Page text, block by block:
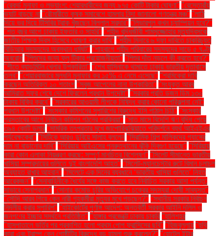
"রেকর্ড মুনাফা ও লভ্যাংশ: শেয়ারধারীদের জন্য ৯৭৫ কোটি টাকার ঘোষণা" "রেস্তোরাঁয়
ভ্যাট বাড়ছে না "রৌমারীতে কৃষক সমাবেশে হামলার নিন্দা জানালো গণতন্ত্র মঞ্চ" "লাঠি
দিয়ে ভর দিয়ে টিসিবির ট্রাক খুঁজছেন বিল্লাল সরদার" "লিভারপুল কখন চ্যাম্পিয়ন হবে?"
"শত বছর আগে ঢাকায় ইফতার ও সাহ্‌রি" "শহীদ বুদ্ধিজীবী শামসুজ্জোহার মৃত্যুদিবসকে
জাতীয় শিক্ষক দিবস হিসেবে ঘোষণা করার দাবি" "শহীদ মিনারে ৬ দফা দাবিতে চাকরিচ্যুত
বিডিআর সদস্যদের অবস্থান ধর্মঘট" "শাহবাগে শহীদ পরিবারের সদস্যদের সাড়ে ৫ ঘণ্টা
অবরোধ "শিশুদের জন্য ফ্লু টিকার প্রয়োজনীয়তা" "শিশুর দাঁত নড়লে কী করতে হবে?"
"শীতে ব্যাডমিন্টন খেলার উপকারিতা" "শেখ হাসিনাকে থামাতে ঢাকায় ভারতীয় দূতাবাসে
তলব" "শেয়ারবাজারে মূলধনি মুনাফার কর ১৫% এ নেমে এসেছে" "শ্রমিকেরা দাবি
করছেন অতিরিক্ত ১০ শতাংশ "সবুজ আপেলের নানা উপকারিতা" "সংযুক্ত আরব
আমিরাত সফর শেষে দেশে ফিরলেন প্রধান উপদেষ্টা" "সরকার প্রতি ডজন ডিম ১৩০
টাকায় বিক্রি করবে" "সরকারের আওয়ামী লীগকে নিষিদ্ধ করার কোনো পরিকল্পনা নেই:
প্রধান উপদেষ্টা" "সংস্কার কমিশনের সুপারিশের বিরুদ্ধে ইসি পাঠাল চিঠি" "সংস্কার
প্রস্তাবের আগে নির্বাচন কমিশন গঠনের প্রক্রিয়া" "সাত মাসে বিদেশি ঋণ বৃদ্ধি পেয়ে
৩৯৪ কোটি ডলার "সামরিক তৎপরতার মুখে জাপোরিঝঝিয়াতে পরিদর্শনে ব্যর্থ আইএইএর
পর্যবেক্ষকেরা" "সিটিকে আরও ডুবিয়ে সালাহ বললেন "সিরামিক শিল্প মালিকদের গ্যাসের
দাম না বাড়ানোর দাবি" "সিরিয়ায় আইএসের পুনরুত্থানের ঝুঁকি দ্বিগুণ হয়েছে" "সিরিয়ায়
কারা কোন এলাকা নিয়ন্ত্রণ করছে: সম্পূর্ণ মানচিত্র বিশ্লেষণ" "সিলেট সীমান্তে ভারতীয়
খাসিয়া সম্প্রদায়ের গুলিতে দুই বাংলাদেশি আহত" "সিলেট-ম্যানচেস্টার রুটে বিমান চলাচল
অব্যাহত রাখার আহ্বান" "সিলেটে এক দিনের ব্যবধানে ‘ভারতীয় খাসিয়া গু‌লিতে’ নিহত
আরেকজন" "সেনাবাহিনীকে ধৈর্যের সঙ্গে কাজ করতে হবে নির্বাচিত সরকার আসা পর্যন্ত:
সাভারে সেনাপ্রধান" "সোনার কমোড চুরির অভিযোগে চক্রের সদস্যরা দোষী সাব্যস্ত"
"সৌদি আরব গিয়ে কেন নারী গৃহকর্মীরা মৃত্যুর মুখে পড়ছেন?" "স্থানীয় সরকার নির্বাচন
নির্দলীয় করার সুপারিশ" "হাইকোর্টের পূর্ণাঙ্গ আদেশ: অন্তর্বর্তী সরকার আইনি দলিল ও
জনগণের ইচ্ছার সমর্থনে প্রতিষ্ঠিত" "হাঙ্গার প্রজেক্টে ঢাকায় চাকরি "হালিশহর
"হাসপাতালে ভর্তির পর প্রকাশিত হলো প্রথম পোপ ফ্রান্সিসের ছবি" "হিজবুল্লাহ "হুথি
কারা এবং ট্রাম্প কেন গোষ্ঠীটির বিরুদ্ধে বড় হামলা শুরু করলেন?" "হোটেল ইন্টার